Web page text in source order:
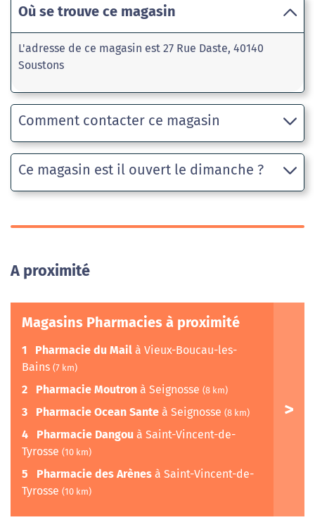
Où se trouve ce magasin
L'adresse de ce magasin est 27 Rue Daste, 40140
Soustons
Comment contacter ce magasin
Ce magasin est il ouvert le dimanche ?
A proximité
Magasins Pharmacies à proximité
1 Pharmacie du Mail à Vieux-Boucau-les-
Bains (7 km)
2 Pharmacie Moutron à Seignosse (8 km)
3 Pharmacie Ocean Sante à Seignosse (8 km)
4 Pharmacie Dangou à Saint-Vincent-de-
Tyrosse (10 km)
5 Pharmacie des Arènes à Saint-Vincent-de-
Tyrosse (10 km)